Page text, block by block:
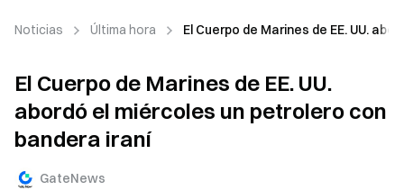
Noticias Última hora El Cuerpo de Marines de EE. UU.
El Cuerpo de Marines de EE. UU.
abordó el miércoles un petrolero con
bandera iraní
GateNews